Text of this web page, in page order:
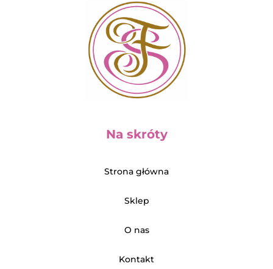
Na skróty
Strona główna
Sklep
O nas
Kontakt